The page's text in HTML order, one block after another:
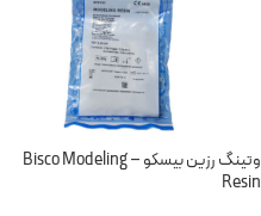
وتینگ رزین بیسکو – Bisco Modeling
Resin